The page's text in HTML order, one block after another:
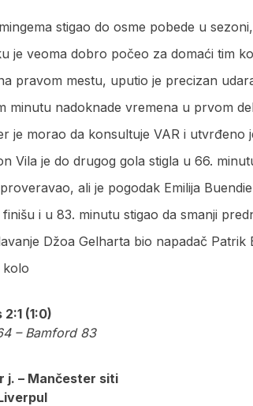
stigao do osme pobede u
je veoma dobro počeo za domaći tim
pravom mestu, uputio je precizan
minutu nadoknade vremena u prvom
je morao da konsultuje VAR i utvrđeno
Vila je do drugog gola stigla u 66.
ali je pogodak Emilija
i u 83. minutu stigao da smanji
Džoa Gelharta bio napadač Patrik
kolo
(1:0)
– Bamford 83
j. – Mančester siti